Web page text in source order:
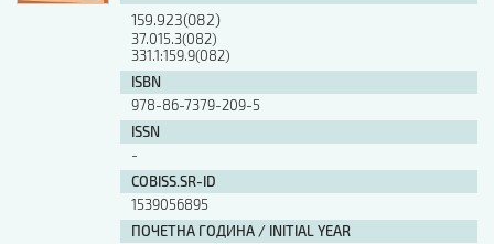
159.923(082)
37.015.3(082)
331.1:159.9(082)
ISBN
978-86-7379-209-5
ISSN
-
COBISS.SR-ID
1539056895
ПОЧЕТНА ГОДИНА / INITIAL YEAR